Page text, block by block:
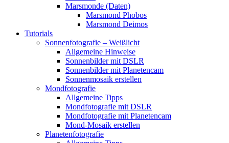
Marsmonde (Daten)
Marsmond Phobos
Marsmond Deimos
Tutorials
Sonnenfotografie – Weißlicht
Allgemeine Hinweise
Sonnenbilder mit DSLR
Sonnenbilder mit Planetencam
Sonnenmosaik erstellen
Mondfotografie
Allgemeine Tipps
Mondfotografie mit DSLR
Mondfotografie mit Planetencam
Mond-Mosaik erstellen
Planetenfotografie